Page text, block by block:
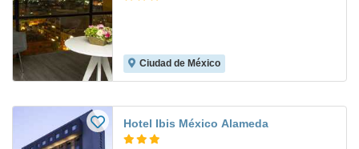
Ciudad de México
Hotel Ibis México Alameda